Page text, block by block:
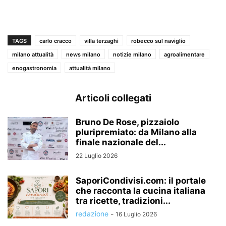
TAGS carlo cracco villa terzaghi
robecco sul naviglio
milano attualità
news milano notizie milano
agroalimentare
enogastronomia
attualità milano
Articoli collegati
Bruno De Rose, pizzaiolo
pluripremiato: da Milano alla
finale nazionale del...
22 Luglio 2026
SaporiCondivisi.com: il portale
che racconta la cucina italiana
tra ricette, tradizioni...
redazione - 16 Luglio 2026